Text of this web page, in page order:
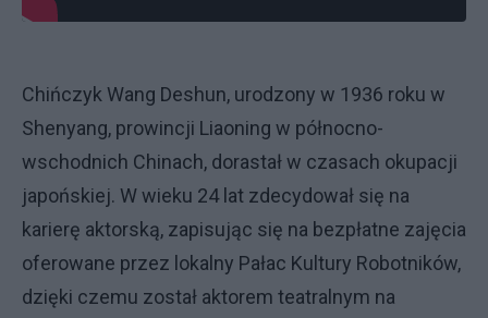
Chińczyk Wang Deshun, urodzony w 1936 roku w
Shenyang, prowincji Liaoning w północno-
wschodnich Chinach, dorastał w czasach okupacji
japońskiej. W wieku 24 lat zdecydował się na
karierę aktorską, zapisując się na bezpłatne zajęcia
oferowane przez lokalny Pałac Kultury Robotników,
dzięki czemu został aktorem teatralnym na